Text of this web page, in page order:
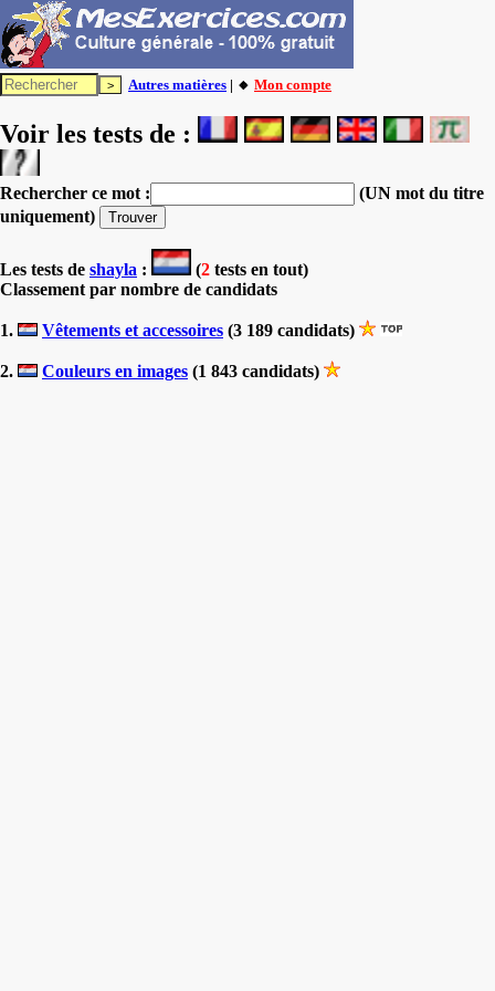
Autres matières | 🔸 Mon compte
Voir les tests de :
Rechercher ce mot :
(UN mot du titre
uniquement)
Les tests de shayla : (2 tests en tout)
Classement par nombre de candidats
1. Vêtements et accessoires (3 189 candidats)
2. Couleurs en images (1 843 candidats)